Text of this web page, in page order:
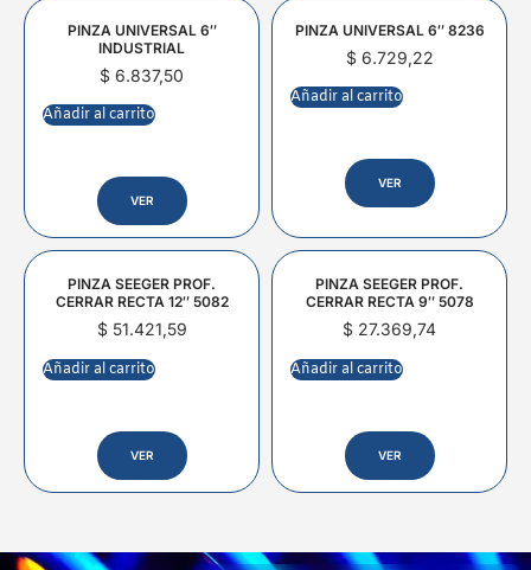
PINZA UNIVERSAL 6″
INDUSTRIAL
$ 6.837,50
Añadir al carrito
VER
PINZA UNIVERSAL 6″ 8236
$6.729,22
Añadir al carrito
VER
PINZA SEEGER PROF.
CERRAR RECTA 12″ 5082
$51.421,59
Añadir al carrito
VER
PINZA SEEGER PROF.
CERRAR RECTA 9″ 5078
$ 27.369,74
Añadir al carrito
VER